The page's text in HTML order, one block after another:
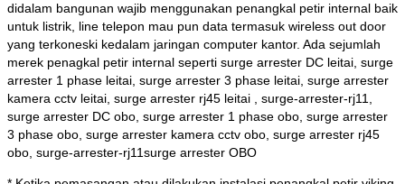
didalam bangunan wajib menggunakan penangkal petir internal baik
untuk listrik, line telepon mau pun data termasuk wireless out door
yang terkoneski kedalam jaringan computer kantor. Ada sejumlah
merek penagkal petir internal seperti surge arrester DC leitai, surge
arrester 1 phase leitai, surge arrester 3 phase leitai, surge arrester
kamera cctv leitai, surge arrester rj45 leitai , surge-arrester-rj11,
surge arrester DC obo, surge arrester 1 phase obo, surge arrester
3 phase obo, surge arrester kamera cctv obo, surge arrester rj45
obo, surge-arrester-rj11surge arrester OBO